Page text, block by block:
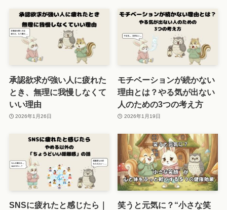
承認欲求が強い人に疲れた
とき、無理に我慢しなくて
いい理由
2026年1月26日
モチベーションが続かない
理由とは？やる気が出ない
人のための3つの考え方
2026年1月19日
SNSに疲れたと感じたら｜
笑うと元気に？“小さな笑